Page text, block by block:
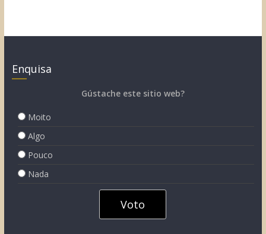
Enquisa
Gústache este sitio web?
Moito
Algo
Pouco
Nada